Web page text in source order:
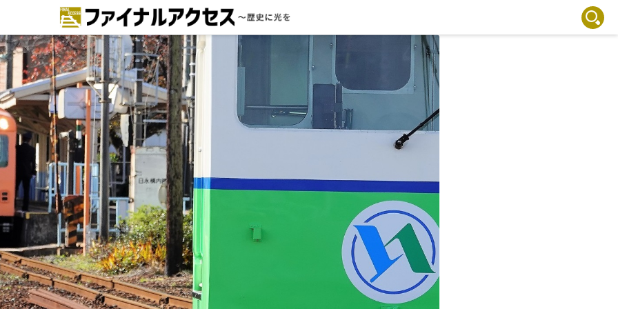
注目コンテンツ 一覧
ファイナルアクセスとは
メディアの編集方針とコンテンツポ
リシー
プライバシーポリシー
お問合せ
免責事項
不具合・報告事項
ドで探す